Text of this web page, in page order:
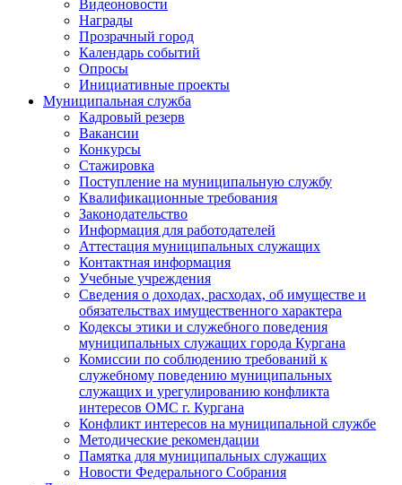
Видеоновости
Награды
Прозрачный город
Календарь событий
Опросы
Инициативные проекты
Муниципальная служба
Кадровый резерв
Вакансии
Конкурсы
Стажировка
Поступление на муниципальную службу
Квалификационные требования
Законодательство
Информация для работодателей
Аттестация муниципальных служащих
Контактная информация
Учебные учреждения
Сведения о доходах, расходах, об имуществе и
обязательствах имущественного характера
Кодексы этики и служебного поведения
муниципальных служащих города Кургана
Комиссии по соблюдению требований к
служебному поведению муниципальных
служащих и урегулированию конфликта
интересов ОМС г. Кургана
Конфликт интересов на муниципальной службе
Методические рекомендации
Памятка для муниципальных служащих
Новости Федерального Cобрания